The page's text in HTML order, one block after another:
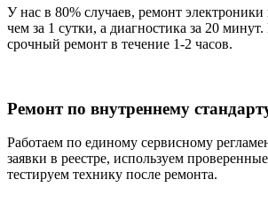
У нас в 80% случаев, ремонт
чем за 1 сутки, а диагностика за 20
срочный ремонт в течение 1-2 часов.
Ремонт по внутреннему
Работаем по единому сервисному
заявки в реестре, используем
тестируем технику после ремонта.